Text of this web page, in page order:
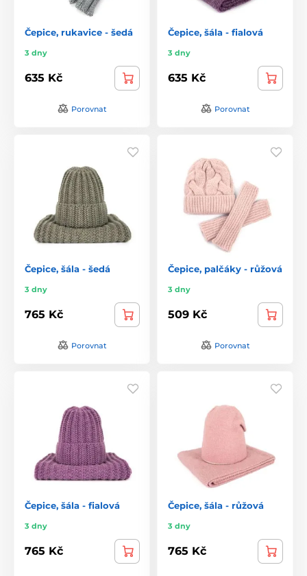
Čepice, rukavice - šedá
3 dny
635 Kč
Porovnat
Čepice, šála - fialová
3 dny
635 Kč
Porovnat
Čepice, šála - šedá
3 dny
765 Kč
Porovnat
Čepice, palčáky - růžová
3 dny
509 Kč
Porovnat
Čepice, šála - fialová
3 dny
765 Kč
Čepice, šála - růžová
3 dny
765 Kč